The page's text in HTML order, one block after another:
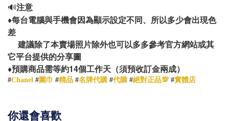
🔊注意
♦️每台電腦與手機會因為顯示設定不同、所以多少會出現色
差
建議除了本賣場照片除外也可以多多參考官方網站或其
它平台提供的分享圖
♦️預購商品需等約14個工作天（須預收訂金兩成）
#Chanel #圍巾 #精品 #名牌代購 #代購 #絕對正品💯 #實體店
你還會喜歡